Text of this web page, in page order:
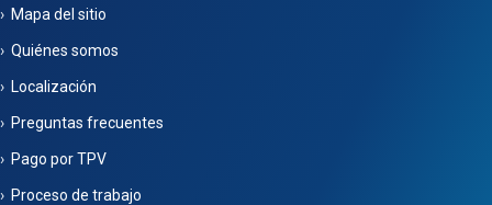
Mapa del sitio
Quiénes somos
Localización
Preguntas frecuentes
Pago por TPV
Proceso de trabajo